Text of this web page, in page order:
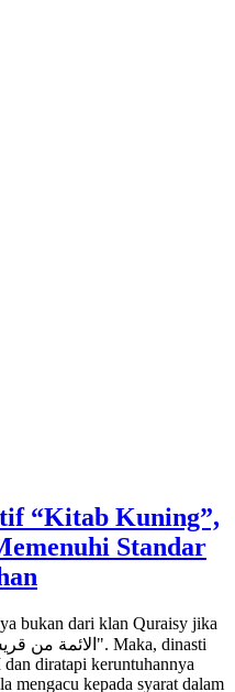
“Kitab Kuning”,
Standar
bukan dari klan Quraisy jika
diratapi keruntuhannya
mengacu kepada syarat dalam